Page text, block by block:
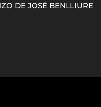
DE JOSÉ BENLLIURE